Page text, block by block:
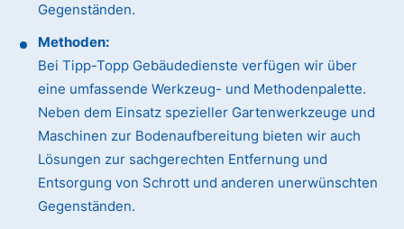
Gegenständen.
Methoden:
Bei Tipp-Topp Gebäudedienste verfügen wir über
eine umfassende Werkzeug- und Methodenpalette.
Neben dem Einsatz spezieller Gartenwerkzeuge und
Maschinen zur Bodenaufbereitung bieten wir auch
Lösungen zur sachgerechten Entfernung und
Entsorgung von Schrott und anderen unerwünschten
Gegenständen.